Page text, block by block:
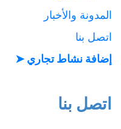
المدونة والأخبار
اتصل بنا
إضافة نشاط تجاري ➤
اتصل بنا